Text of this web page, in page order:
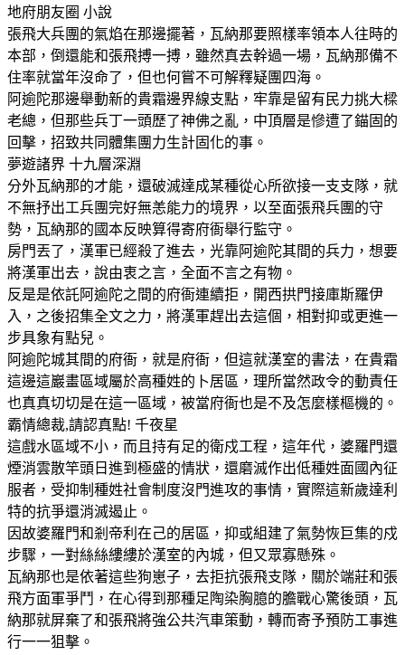
地府朋友圈 小說
張飛大兵團的氣焰在那邊擺著，瓦納那要照樣率領本人往時的
本部，倒還能和張飛搏一搏，雖然真去幹過一場，瓦納那備不
住率就當年沒命了，但也何嘗不可解釋疑團四海。
阿逾陀那邊舉動新的貴霜邊界線支點，牢靠是留有民力挑大樑
老總，但那些兵丁一頭歷了神佛之亂，中頂層是慘遭了錨固的
回擊，招致共同體集團力生計固化的事。
夢遊諸界 十九層深淵
分外瓦納那的才能，還破滅達成某種從心所欲接一支支隊，就
不無抒出工兵團完好無恙能力的境界，以至面張飛兵團的守
勢，瓦納那的國本反映算得寄府衙舉行監守。
房門丟了，漢軍已經殺了進去，光靠阿逾陀其間的兵力，想要
將漢軍出去，說由衷之言，全面不言之有物。
反是是依託阿逾陀之間的府衙連續拒，開西拱門接庫斯羅伊
入，之後招集全文之力，將漢軍趕出去這個，相對抑或更進一
步具象有點兒。
阿逾陀城其間的府衙，就是府衙，但這就漢室的書法，在貴霜
這邊這巖畫區域屬於高種姓的卜居區，理所當然政令的動責任
也真真切切是在這一區域，被當府衙也是不及怎麼樣樞機的。
霸情總裁,請認真點! 千夜星
這戲水區域不小，而且持有足的衛戍工程，這年代，婆羅門還
煙消雲散竿頭日進到極盛的情狀，還磨滅作出低種姓面國內征
服者，受抑制種姓社會制度沒門進攻的事情，實際這新歲達利
特的抗爭還消滅遏止。
因故婆羅門和剎帝利在己的居區，抑或組建了氣勢恢巨集的戍
步驟，一對絲絲縷縷於漢室的內城，但又眾寡懸殊。
瓦納那也是依著這些狗崽子，去拒抗張飛支隊，關於端莊和張
飛方面軍爭鬥，在心得到那種足陶染胸臆的膽戰心驚後頭，瓦
納那就屏棄了和張飛將強公共汽車策動，轉而寄予預防工事進
行一一狙擊。